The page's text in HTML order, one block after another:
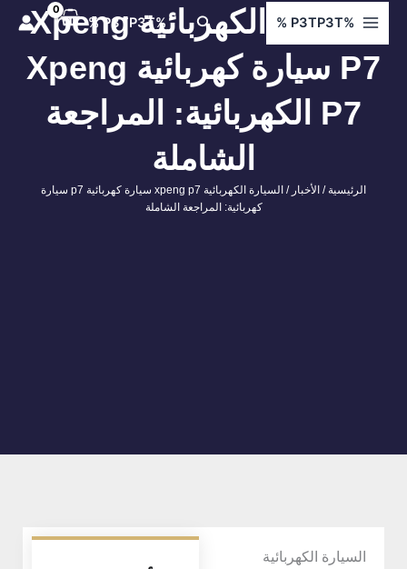
%P3TP3T % البحث %P3TP3T %
السيارة الكهربائية Xpeng
P7 سيارة كهربائية Xpeng
P7 الكهربائية: المراجعة
الشاملة
الرئيسية /الأخبار
/ السيارة الكهربائية xpeng p7 سيارة كهربائية p7 سيارة
كهربائية: المراجعة الشاملة
السيارة الكهربائية